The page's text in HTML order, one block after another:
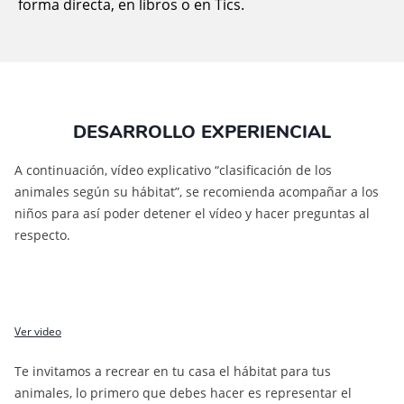
forma directa, en libros o en Tics.
DESARROLLO EXPERIENCIAL
A continuación, vídeo explicativo “clasificación de los
animales según su hábitat”, se recomienda acompañar a los
niños para así poder detener el vídeo y hacer preguntas al
respecto.
Ver video
Te invitamos a recrear en tu casa el hábitat para tus
animales, lo primero que debes hacer es representar el